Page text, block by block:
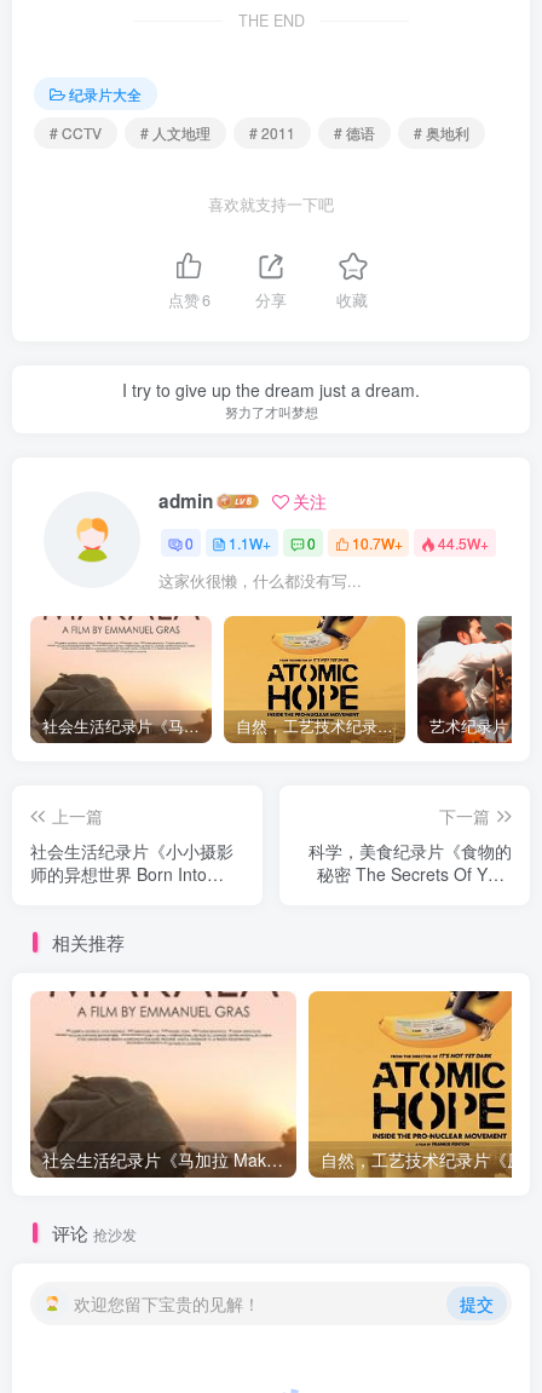
THE END
纪录片大全
# CCTV
# 人文地理 # 2011 # 德语 # 奥地利
喜欢就支持一下吧
点赞6 分享 收藏
I try to give up the dream just a dream.
努力了才叫梦想
admin 关注
0 1.1W+ 0 10.7W+ 44.5W+
这家伙很懒，什么都没有写...
社会生活纪录片《马加拉 Makala》下载 自然，工艺技术纪录片《原子能的希望 Atomic Hope – Inside the Pro-Nuclear Movement》下载
上一篇
社会生活纪录片《小小摄影
师的异想世界 Born Into
下一篇
科学，美食纪录片《食物的
秘密 The Secrets Of Your
相关推荐
社会生活纪录片《马加拉 Makala》下载
评论 抢沙发
欢迎您留下宝贵的见解！ 提交